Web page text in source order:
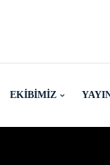
EKIBIMIZ